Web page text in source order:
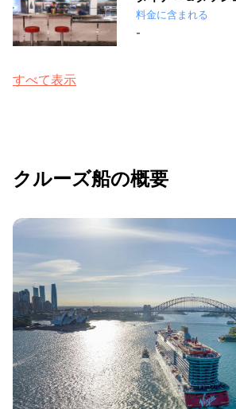
料金に含まれる
-
すべて表示
クルーズ船の概要